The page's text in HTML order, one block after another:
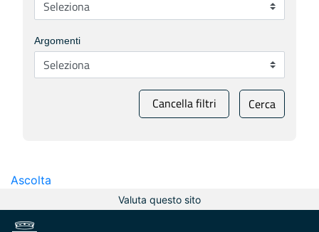
Argomenti
Cancella filtri Cerca
Ascolta
Valuta questo sito